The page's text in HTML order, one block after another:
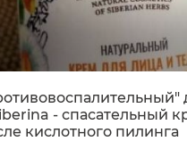
- спасательный
кислотного пилинга